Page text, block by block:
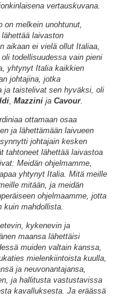
vertauskuvana.
melkein unohtunut,
laivaston
aikaan ei vielä ollut Italiaa,
todellisuudessa vain pieni
yhtynyt Italia kaikkien
johtajina, jotka
ja taistelivat sen hyväksi, oli
Mazzini ja Cavour.
ottamaan osaa
ja lähettämään laivueen
johtajain kesken
tahtoneet lähettää laivastoa
Meidän ohjelmamme,
yhtynyt Italia. Mitä meille
mitään, ja meidän
ohjelmaamme, jotta
kuin mahdollista.
kykenevin ja
maansa lähettäisi
muiden valtain kanssa,
mielenkiintoista kuulla,
ja neuvonantajansa,
ja hallitusta vastustavissa
kavalluksesta. Ja eräässä